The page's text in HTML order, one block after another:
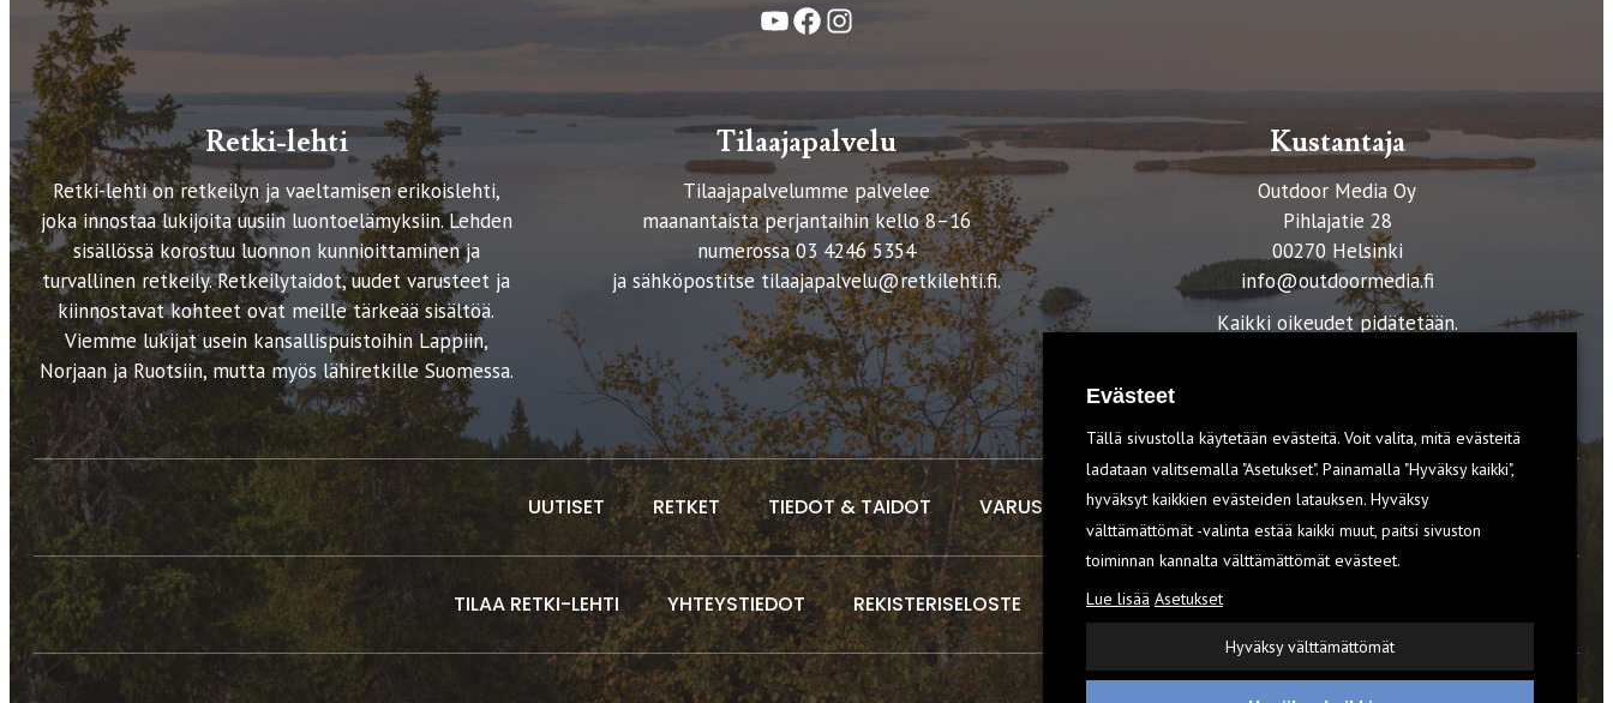
YouTube
FacebookInstagram
Retki-lehti
Retki-lehti on retkeilyn ja vaeltamisen erikoislehti,
joka innostaa lukijoita uusiin luontoelämyksiin. Lehden
sisällössä korostuu luonnon kunnioittaminen ja
turvallinen retkeily. Retkeilytaidot, uudet varusteet ja
kiinnostavat kohteet ovat meille tärkeää sisältöä.
Viemme lukijat usein kansallispuistoihin Lappiin,
Norjaan ja Ruotsiin, mutta myös lähiretkille Suomessa.
Tilaajapalvelu
Tilaajapalvelumme palvelee
maanantaista perjantaihin kello 8–16
numerossa 03 4246 5354
ja sähköpostitse tilaajapalvelu@retkilehti.fi.
Kustantaja
Outdoor Media Oy
Pihlajatie 28
00270 Helsinki
info@outdoormedia.fi
Kaikki oikeudet pidätetään.
UUTISET RETKET TIEDOT & TAIDOT VARUSTEET
TILAA RETKI-LEHTI YHTEYSTIEDOT REKISTERISELOSTE EVÄSTEET
Evästeet
Tällä sivustolla käytetään evästeitä. Voit valita, mitä evästeitä
ladataan valitsemalla "Asetukset". Painamalla "Hyväksy kaikki",
hyväksyt kaikkien evästeiden latauksen. Hyväksy
välttämättömät -valinta estää kaikki muut, paitsi sivuston
toiminnan kannalta välttämättömät evästeet.
Lue lisää Asetukset
Hyväksy välttämättömät